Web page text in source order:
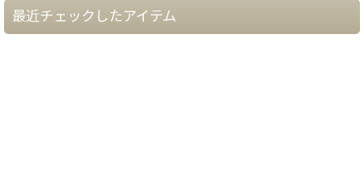
最近チェックしたアイテム